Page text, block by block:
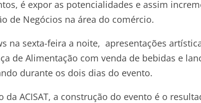
é expor as potencialidades e assim
de Negócios na área do comércio.
na sexta-feira a noite, apresentações
de Alimentação com venda de bebidas e
durante os dois dias do evento.
ACISAT, a construção do evento é o